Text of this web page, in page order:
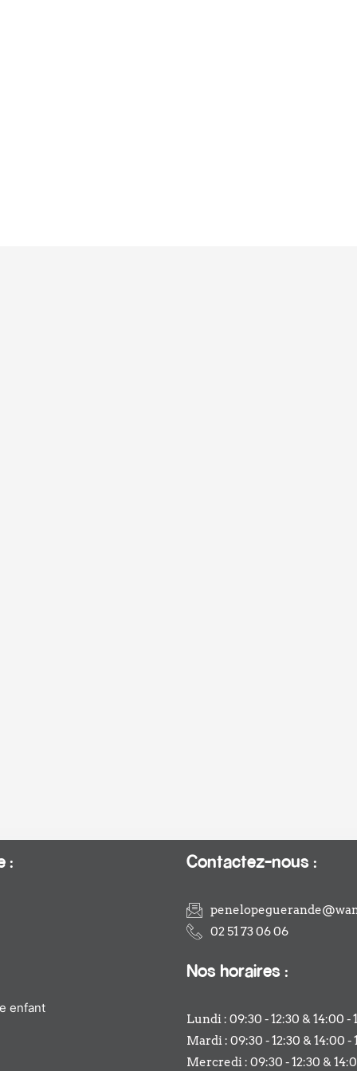
:
enfant
Contactez-nous :
02 51 73 06 06
Nos horaires :
Lundi : 09:30 - 12:30 & 14:00 -
Mardi : 09:30 - 12:30 & 14:00 -
Mercredi : 09:30 - 12:30 &